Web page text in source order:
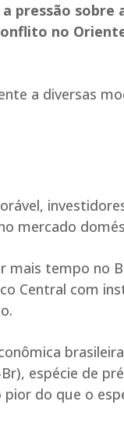
pressão sobre
no
a diversas
mercado
mais tempo no
Central com
espécie de
do que o